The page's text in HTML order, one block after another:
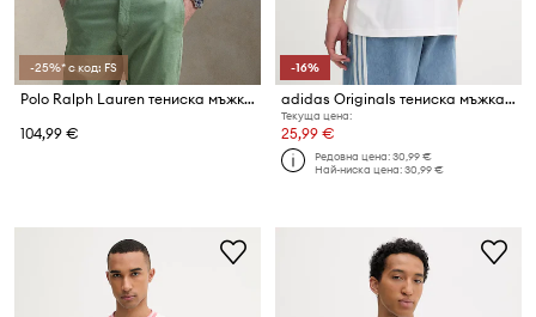
-25%* с код: FS
Polo Ralph Lauren тениска мъжка от памук
104,99 €
-16%
adidas Originals тениска мъжка от памук
Текуща цена:
25,99 €
Редовна цена:30,99 €
Най-ниска цена:30,99 €